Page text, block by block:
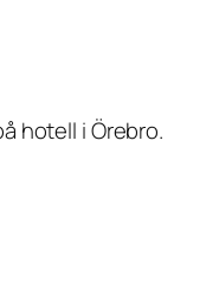
hotell i Örebro.